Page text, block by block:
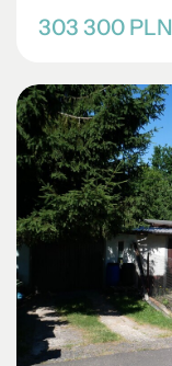
303 300 PLN